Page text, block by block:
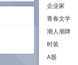
企业家
青春文学
潮人潮牌
时装
A股